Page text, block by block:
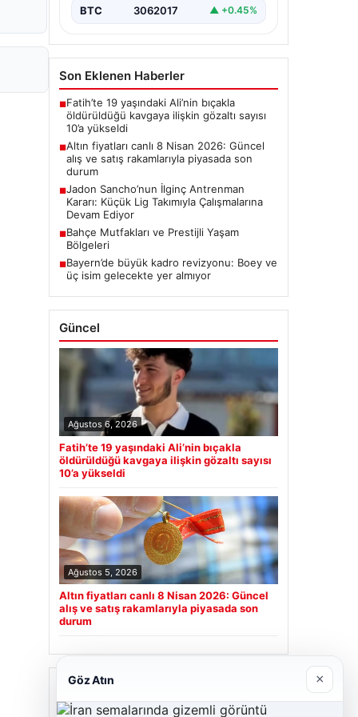
BTC 3062017 ▲ +0.45%
Son Eklenen Haberler
■Fatih’te 19 yaşındaki Ali’nin bıçakla
öldürüldüğü kavgaya ilişkin gözaltı sayısı
10’a yükseldi
■Altın fiyatları canlı 8 Nisan 2026: Güncel
alış ve satış rakamlarıyla piyasada son
durum
■Jadon Sancho’nun İlginç Antrenman
Kararı: Küçük Lig Takımıyla Çalışmalarına
Devam Ediyor
■Bahçe Mutfakları ve Prestijli Yaşam
Bölgeleri
■Bayern’de büyük kadro revizyonu: Boey ve
üç isim gelecekte yer almıyor
Güncel
Ağustos 6, 2026
Fatih’te 19 yaşındaki Ali’nin bıçakla
öldürüldüğü kavgaya ilişkin gözaltı sayısı
10’a yükseldi
Ağustos 5, 2026
Altın fiyatları canlı 8 Nisan 2026: Güncel
alış ve satış rakamlarıyla piyasada son
durum
Son Eklenen Firmalar
Göz Atın ×